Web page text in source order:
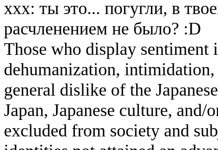
ххх: ты это... погугли, в
расчленением не было? :D
Those who display
dehumanization,
general dislike of the
Japan, Japanese culture, and/
excluded from society and